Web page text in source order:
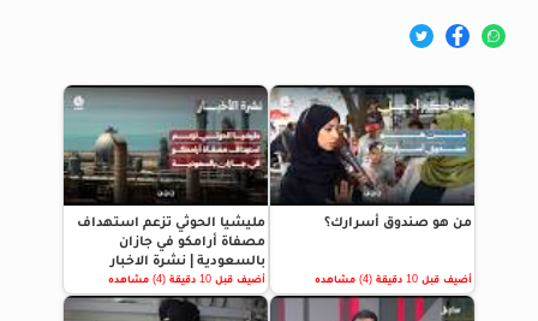
من هو صندوق أسرارك؟
أضيف قبل 10 دقيقة (4) مشاهده
مليشيا الحوثي تزعم استهداف
مصفاة أرامكو في جازان
بالسعودية | نشرة الاخبار
أضيف قبل 10 دقيقة (4) مشاهده